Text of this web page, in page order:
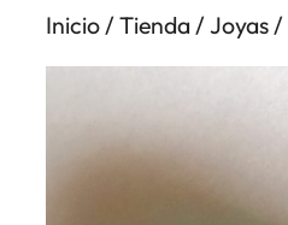
Inicio / Tienda / Joyas /